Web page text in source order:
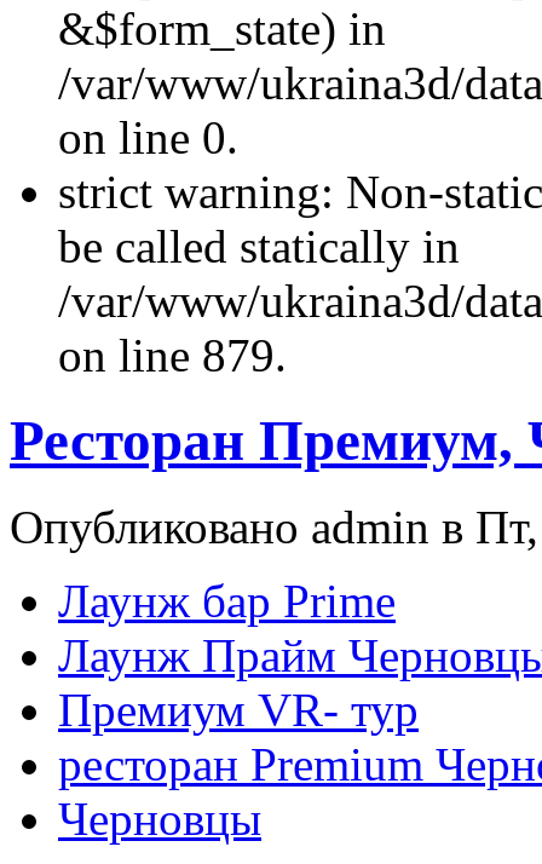
&$form_state) in
/var/www/ukraina3d/
on line 0.
strict warning: Non-
be called statically in
/var/www/ukraina3d/
on line 879.
Ресторан Премиум,
Опубликовано admin в
Лаунж бар Prime
Лаунж Прайм
Премиум VR- тур
ресторан Premium
Черновцы